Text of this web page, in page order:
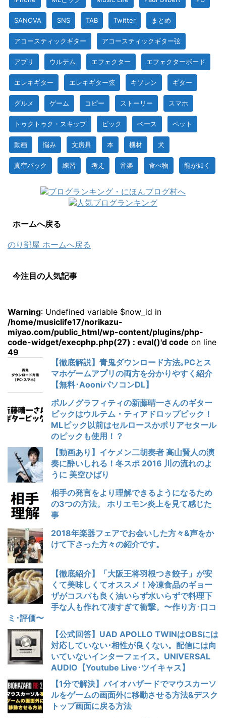
SANOVA SNS TAB Twitter まとめ
アコースティックギター アコースティックギター弦
アプリ ウルテム エフェクター エフェクターボード
エレキギター エレキギター弦 キソレン ギター
グルメ ゲーム コピー ストーリー スマホ
トゥクトゥク・スキップ ピック ベース ペット
動画 悩み 文房具 本 機材 犬
真空パック 練習 考え 音楽 食べ物 龍が如く
ホームへ戻る
のり部屋 ホームへ戻る
今注目の人気記事
Warning: Undefined variable $now_id in
/home/musiclife17/norikazu-
miyao.com/public_html/wp-content/plugins/php-
code-widget/execphp.php(27) : eval()'d code on line
49
【徹底解説】青鬼ダウンロード方法｡PCとス
マホゲームアプリの両方を分かりやすく紹介
【無料･AooniパソコンDL】
ポルノグラフィティの新藤晴一さんのギター
ピックはウルテム・ティアドロップピック！
MLピック以前はセルロースかポリアセタール
のピックも使用！？
【動画あり】イケメン二胡奏者 高山賢人の演
奏に酔いしれる！冬スポ 2016 川の流れのよ
うに 美空ひばり
相手の発言をより理解できるようになるため
の3つの方法。 ホリエモン炎上を見て感じた
事
2018年楽器フェアでお会いした方々&声をか
けて下さった方々の紹介です。
【徹底紹介】「大阪王将羽根つき餃子」が安
くて美味しくてオススメ！冷凍食品のギョー
ザがコスパも良く油いらず水いらずで料理下
手な人も作れて凄すぎて衝撃。〜作り方･口コ
ミ･評価〜
【公式回答】UAD APOLLO TWINはOBSには
対応していない･相性が良くない。配信には向
いていないインターフェイス。UNIVERSAL
AUDIO【Youtube Live･ツイキャス】
【1分で解決】バイオハザードでマウスカーソ
ルをゲームの画面外に移動させる方法&デスク
トップ画面に戻る方法